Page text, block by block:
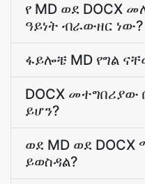
የ MD ወደ
ዓይነት ብራውዘር ነው?
ፋይሎቼ MD የግል
DOCX
ይሆን?
ወደ MD ወደ
ይወስዳል?